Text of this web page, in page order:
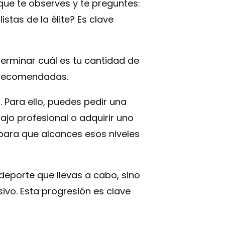
te observes y te preguntes:
de la élite? Es clave
cuál es tu cantidad de
ello, puedes pedir una
profesional o adquirir uno
que alcances esos niveles
que llevas a cabo, sino
Esta progresión es clave